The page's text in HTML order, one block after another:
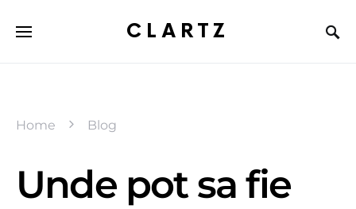
CLARTZ
Home Blog
Unde pot sa fie